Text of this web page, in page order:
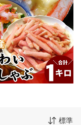
標準